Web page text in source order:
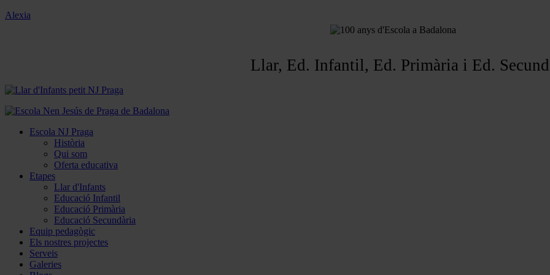
Alexia
Llar, Ed. Infantil, Ed. Primària i Ed.
Escola NJ Praga
Història
Qui som
Oferta educativa
Etapes
Llar d'Infants
Educació Infantil
Educació Primària
Educació Secundària
Equip pedagògic
Els nostres projectes
Serveis
Galeries